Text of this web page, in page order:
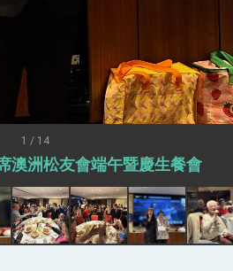
龍接見美國智庫「德國馬歇爾基金
貿易協定」簽署
關稅談判階段性結果有助臺灣取得有
全力支持「臺美對等貿易協定」簽署
位發展部攜手合作，整合台灣雄厚數
固邦榮邦目標
龍主持第35次「參與亞太經濟合作
部會會議
國人滿意政府外交表現，高度支持
與台歐美日關係深化
之島，希望之光」為題發表2026新
1 / 14
澳洲松友會端午暨慶生餐會